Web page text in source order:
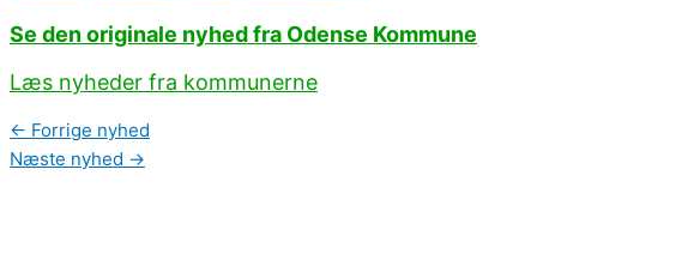
Se den originale nyhed fra Odense Kommune
Læs nyheder fra kommunerne
← Forrige nyhed
Næste nyhed →